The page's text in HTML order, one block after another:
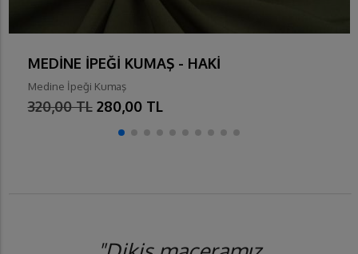
MEDİNE İPEĞİ KUMAŞ - HAKİ
Medine İpeği Kumaş
320,00 TL 280,00 TL